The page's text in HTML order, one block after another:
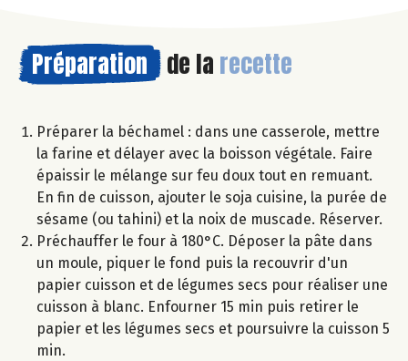
Préparation de la recette
Préparer la béchamel : dans une casserole, mettre
la farine et délayer avec la boisson végétale. Faire
épaissir le mélange sur feu doux tout en remuant.
En fin de cuisson, ajouter le soja cuisine, la purée de
sésame (ou tahini) et la noix de muscade. Réserver.
Préchauffer le four à 180°C. Déposer la pâte dans
un moule, piquer le fond puis la recouvrir d'un
papier cuisson et de légumes secs pour réaliser une
cuisson à blanc. Enfourner 15 min puis retirer le
papier et les légumes secs et poursuivre la cuisson 5
min.